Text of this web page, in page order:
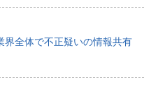
界全体で不正疑いの情報共有